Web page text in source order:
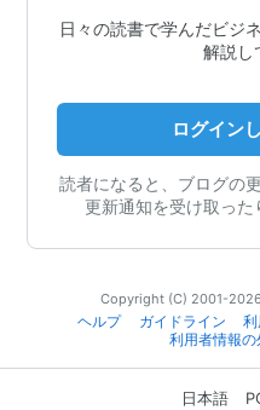
日々の読書で学んだビジ
解説し
ログイン
読者になると、ブログの
更新通知を受け取った
Copyright (C) 2001-
ヘルプ
ガイドライン
利用者情報
日本語